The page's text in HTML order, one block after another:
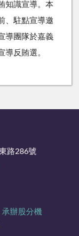
知識宣導。本
、駐點宣導邀
導團隊於嘉義
導反賄選。
路286號
承辦股分機